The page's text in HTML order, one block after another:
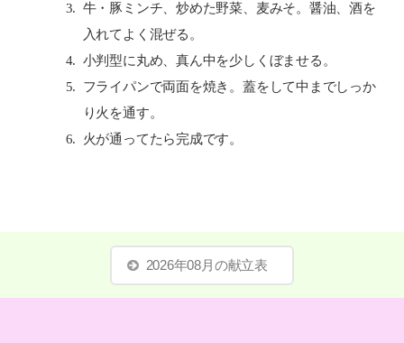
牛・豚ミンチ、炒めた野菜、麦みそ。醤油、酒を
入れてよく混ぜる。
小判型に丸め、真ん中を少しくぼませる。
フライパンで両面を焼き。蓋をして中までしっか
り火を通す。
火が通ってたら完成です。
2026年08月の献立表